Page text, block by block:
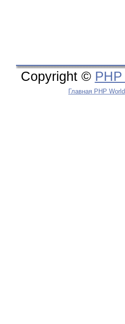
Copyright ©
Главная PHP World